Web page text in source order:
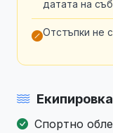
датата на
Отстъпки не
Спортно